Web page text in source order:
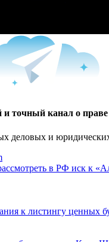
точный канал о праве
деловых и
в РФ иск к
к листингу ценных